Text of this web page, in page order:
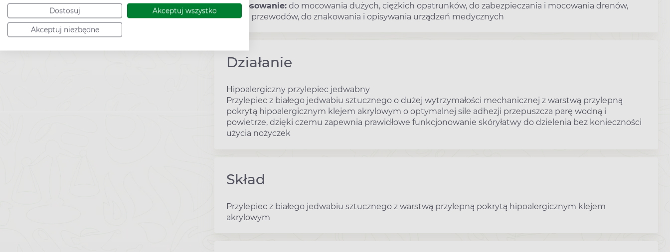
Dostosuj Akceptuj wszystko
Akceptuj niezbędne
Zastosowanie: do mocowania dużych, ciężkich opatrunków, do zabezpieczania i mocowania drenów,
rurek, przewodów, do znakowania i opisywania urządzeń medycznych
Działanie
Hipoalergiczny przylepiec jedwabny
Przylepiec z białego jedwabiu sztucznego o dużej wytrzymałości mechanicznej z warstwą przylepną
pokrytą hipoalergicznym klejem akrylowym o optymalnej sile adhezji przepuszcza parę wodną i
powietrze, dzięki czemu zapewnia prawidłowe funkcjonowanie skóryłatwy do dzielenia bez konieczności
użycia nożyczek
Skład
Przylepiec z białego jedwabiu sztucznego z warstwą przylepną pokrytą hipoalergicznym klejem
akrylowym